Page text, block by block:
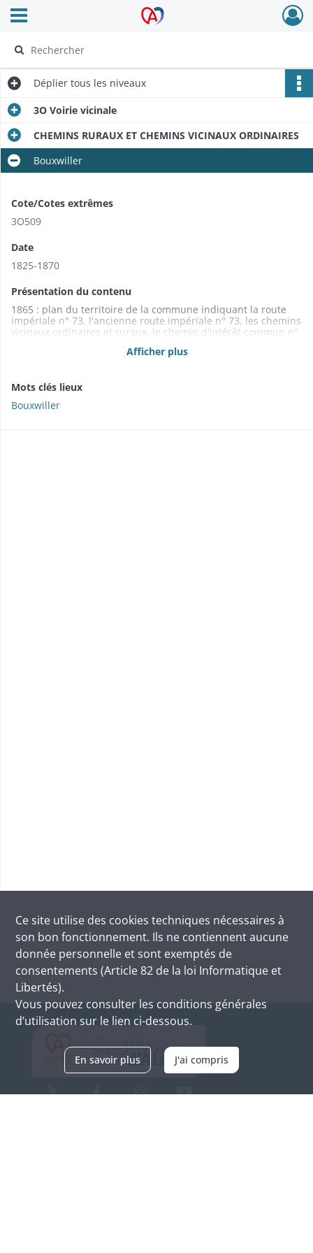
Archives Alsace - Colmar
Ouvrir le menu déroulant
Déplier tous les niveaux
3O Voirie vicinale
CHEMINS RURAUX ET CHEMINS VICINAUX ORDINAIRES
Bouxwiller
Cote/Cotes extrêmes
3O509
Date
1825-1870
Présentation du contenu
1865 : plan du territoire de la commune indiquant la route
impériale n° 73, l'ancienne route impériale n° 73, les chemins
vicinaux ordinaires et ruraux, le chemin d'intérêt commun n°
Afficher plus
Mots clés lieux
Bouxwiller
Ce site utilise des cookies techniques nécessaires à
son bon fonctionnement. Ils ne contiennent aucune
donnée personnelle et sont exemptés de
consentements (Article 82 de la loi Informatique et
Libertés).
Vous pouvez consulter les conditions générales
d’utilisation sur le lien ci-dessous.
En savoir plus J'ai compris